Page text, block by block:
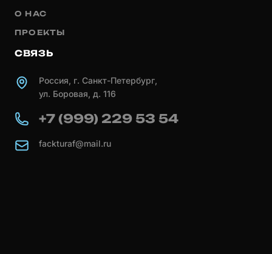
О НАС
ПРОЕКТЫ
СВЯЗЬ
Россия, г. Санкт-Петербург,
ул. Боровая, д. 116
+7 (999) 229 53 54
fackturaf@mail.ru